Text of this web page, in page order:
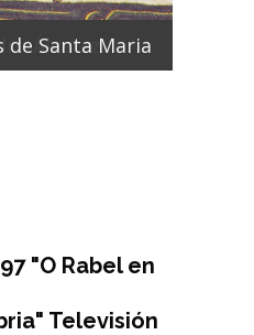
de Santa Maria
"O Rabel en
Televisión